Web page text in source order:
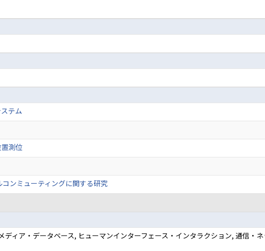
テム
測位
ンミューティングに関する研究
ィア・データベース, ヒューマンインターフェース・インタラクション, 通信・